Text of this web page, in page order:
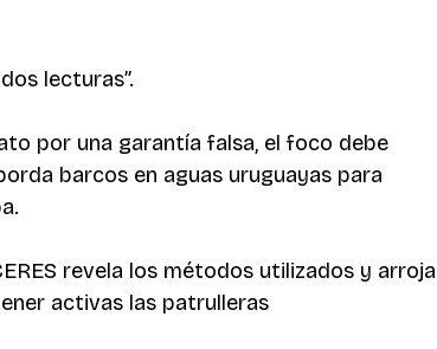
lecturas”.
por una garantía falsa, el foco debe
barcos en aguas uruguayas para
revela los métodos utilizados y arroja
activas las patrulleras